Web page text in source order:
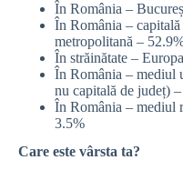
În România –
În România – capitală
metropolitană –
În străinătate –
În România – mediul
nu capitală de județ)
În România – mediul
3.5%
Care este vârsta ta?